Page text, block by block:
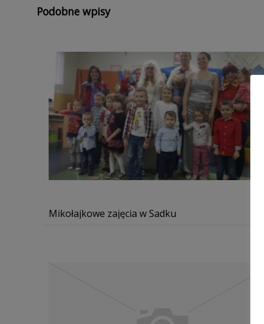
Podobne wpisy
Mikołajkowe zajęcia w Sadku